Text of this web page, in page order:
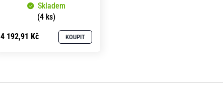
Skladem
(4 ks)
4 192,91 Kč KOUPIT